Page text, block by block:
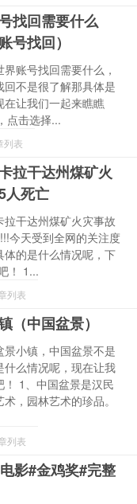
找回需要什么
号找回）
账号找回需要什么，
回不是很了解那具体是
在让我们一起来瞧瞧
点击选择...
列表
拉干达州煤矿火
人死亡
拉干达州煤矿火灾事故
今天受到全网的关注度
体的是什么情况呢，下
！ 1...
列表
（中国盆景）
景小镇，中国盆景不是
什么情况呢，现在让我
！ 1、中国盆景是汉民
，园林艺术的珍品。
列表
影#金鸡奖#完整